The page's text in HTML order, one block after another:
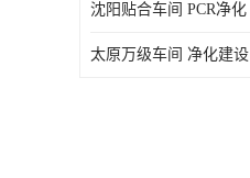
沈阳贴合车间 PCR净化
太原万级车间 净化建设